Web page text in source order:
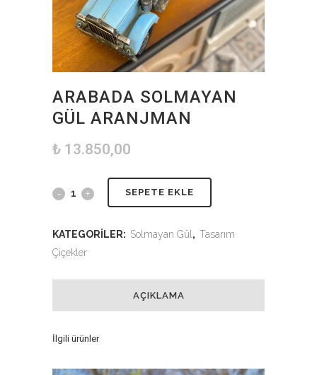
ARABADA SOLMAYAN
GÜL ARANJMAN
₺ 13.850,00
SEPETE EKLE
KATEGORILER: Solmayan Gül , Tasarım
Çiçekler
AÇIKLAMA
İlgili ürünler